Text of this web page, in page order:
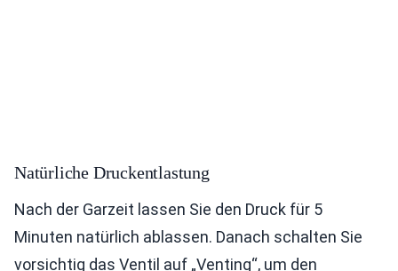
Natürliche Druckentlastung
Nach der Garzeit lassen Sie den Druck für 5
Minuten natürlich ablassen. Danach schalten Sie
vorsichtig das Ventil auf „Venting“, um den